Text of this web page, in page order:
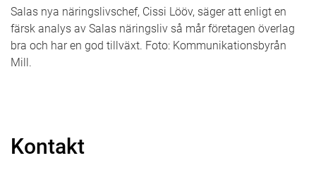
Salas nya näringslivschef, Cissi Lööv, säger att enligt en
färsk analys av Salas näringsliv så mår företagen överlag
bra och har en god tillväxt. Foto: Kommunikationsbyrån
Mill.
Kontakt